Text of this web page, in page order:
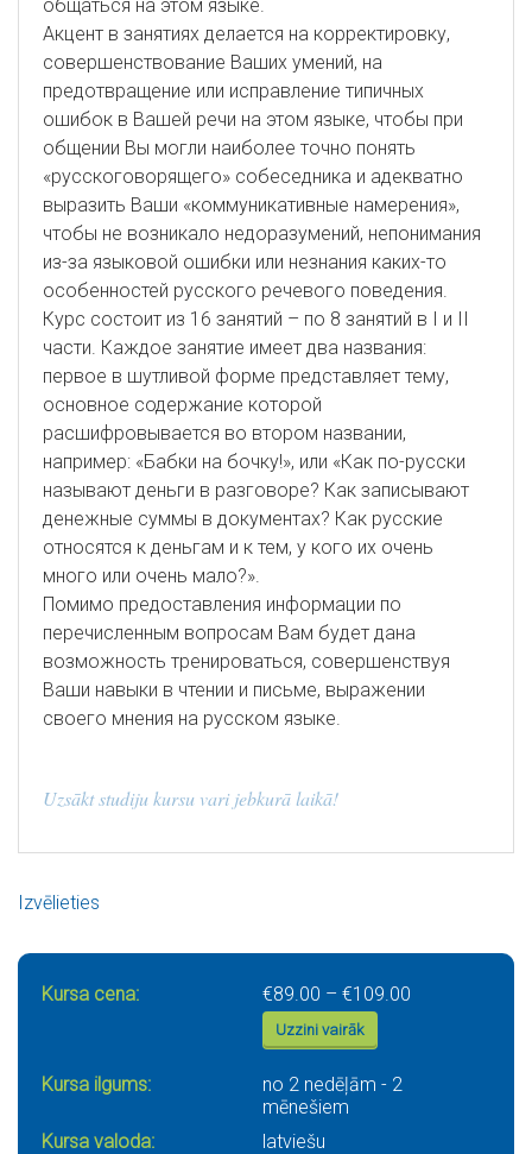
общаться на этом языке.
Акцент в занятиях делается на корректировку,
совершенствование Ваших умений, на
предотвращение или исправление типичных
ошибок в Вашей речи на этом языке, чтобы при
общении Вы могли наиболее точно понять
«русскоговорящего» собеседника и адекватно
выразить Ваши «коммуникативные намерения»,
чтобы не возникало недоразумений, непонимания
из-за языковой ошибки или незнания каких-то
особенностей русского речевого поведения.
Курс состоит из 16 занятий – по 8 занятий в I и II
части. Каждое занятие имеет два названия:
первое в шутливой форме представляет тему,
основное содержание которой
расшифровывается во втором названии,
например: «Бабки на бочку!», или «Как по-русски
называют деньги в разговоре? Как записывают
денежные суммы в документах? Как русские
относятся к деньгам и к тем, у кого их очень
много или очень мало?».
Помимо предоставления информации по
перечисленным вопросам Вам будет дана
возможность тренироваться, совершенствуя
Ваши навыки в чтении и письме, выражении
своего мнения на русском языке.
Uzsākt studiju kursu vari jebkurā laikā!
Izvēlieties
Kursa cena: €89.00 – €109.00
Uzzini vairāk
Kursa ilgums:
no 2 nedēļām - 2
mēnešiem
Kursa valoda:
latviešu